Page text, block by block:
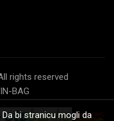
rights reserved
BAG
bi stranicu mogli da